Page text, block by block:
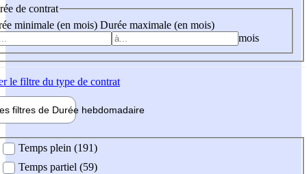
de contrat
minimale (en mois) Durée maximale (en mois)
mois
le filtre du type de contrat
filtres de Durée hebdomadaire
Temps plein (191)
Temps partiel (59)